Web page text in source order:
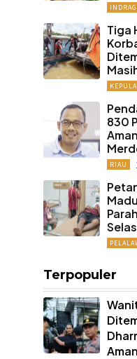
Tiga
830
RIAU
Terpopuler